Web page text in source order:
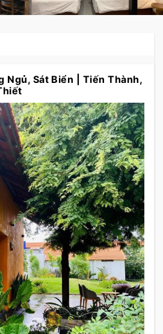
Ngủ, Sát Biển | Tiến Thành,